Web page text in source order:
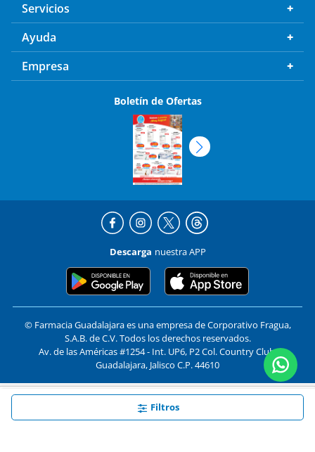
Filtros
Servicios
Ayuda
Empresa
Boletín de Ofertas
Descarga nuestra APP
© Farmacia Guadalajara es una empresa de Corporativo Fragua,
S.A.B. de C.V. Todos los derechos reservados.
Av. de las Américas #1254 - Int. UP6, P2 Col. Country Club,
Guadalajara, Jalisco C.P. 44610
Formas de pago y compra segura
utilizamos cookies. Al utilizar
términos y condiciones